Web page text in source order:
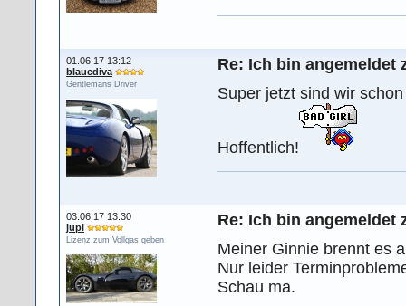
01.06.17 13:12
blauediva
Gentlemans Driver
Re: Ich bin angemeldet
Super jetzt sind wir
Hoffentlich!
03.06.17 13:30
jupi
Lizenz zum Vollgas geben
Re: Ich bin angemeldet
Meiner Ginnie brennt es
Nur leider
Schau ma.